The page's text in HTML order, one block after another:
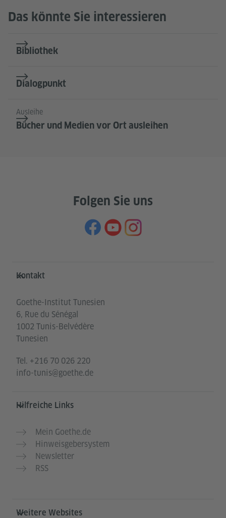
Das könnte Sie interessieren
Bibliothek
Dialogpunkt
Ausleihe
Bücher und Medien vor Ort ausleihen
Folgen Sie uns
Service- und Informationsbereich
Kontakt
Goethe-Institut Tunesien
6, Rue du Sénégal
1002 Tunis-Belvédère
Tunesien
Tel. +216 70 026 220
info-tunis@goethe.de
Hilfreiche Links
Mein Goethe.de
Hinweisgebersystem
Newsletter
RSS
Weitere Websites